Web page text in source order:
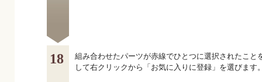
18
組み合わせたパーツが赤線でひとつに選択されたこと
して右クリックから「お気に入りに登録」を選びます